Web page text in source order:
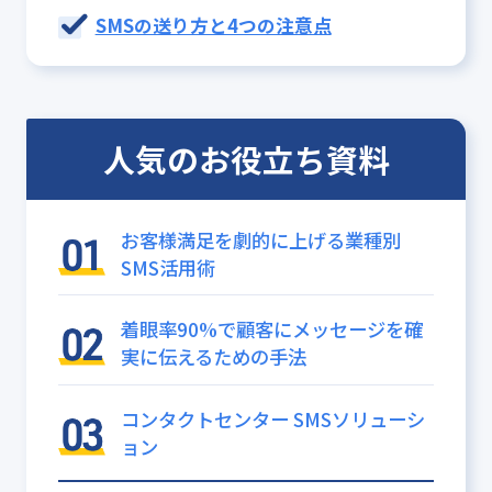
SMSの送り方と4つの注意点
人気のお役立ち資料
お客様満足を劇的に上げる業種別
SMS活用術
着眼率90%で顧客にメッセージを確
実に伝えるための手法
コンタクトセンター SMSソリューシ
ョン